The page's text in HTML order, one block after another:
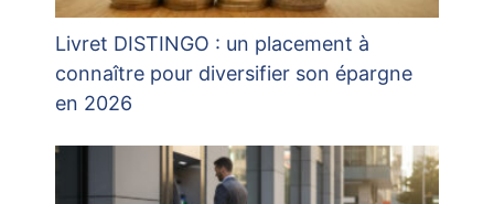
Livret DISTINGO : un placement à
connaître pour diversifier son épargne
en 2026